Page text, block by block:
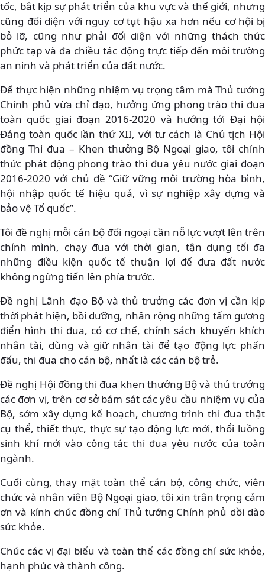
tốc, bắt kịp sự phát triển của khu vực và thế giới, nhưng
cũng đối diện với nguy cơ tụt hậu xa hơn nếu cơ hội bị
bỏ lỡ, cũng như phải đối diện với những thách thức
phức tạp và đa chiều tác động trực tiếp đến môi trường
an ninh và phát triển của đất nước.
Để thực hiện những nhiệm vụ trọng tâm mà Thủ tướng
Chính phủ vừa chỉ đạo, hưởng ứng phong trào thi đua
toàn quốc giai đoạn 2016-2020 và hướng tới Đại hội
Đảng toàn quốc lần thứ XII, với tư cách là Chủ tịch Hội
đồng Thi đua – Khen thưởng Bộ Ngoại giao, tôi chính
thức phát động phong trào thi đua yêu nước giai đoạn
2016-2020 với chủ đề “Giữ vững môi trường hòa bình,
hội nhập quốc tế hiệu quả, vì sự nghiệp xây dựng và
bảo vệ Tổ quốc”.
Tôi đề nghị mỗi cán bộ đối ngoại cần nỗ lực vượt lên trên
chính mình, chạy đua với thời gian, tận dụng tối đa
những điều kiện quốc tế thuận lợi để đưa đất nước
không ngừng tiến lên phía trước.
Đề nghị Lãnh đạo Bộ và thủ trưởng các đơn vị cần kịp
thời phát hiện, bồi dưỡng, nhân rộng những tấm gương
điển hình thi đua, có cơ chế, chính sách khuyến khích
nhân tài, dùng và giữ nhân tài để tạo động lực phấn
đấu, thi đua cho cán bộ, nhất là các cán bộ trẻ.
Đề nghị Hội đồng thi đua khen thưởng Bộ và thủ trưởng
các đơn vị, trên cơ sở bám sát các yêu cầu nhiệm vụ của
Bộ, sớm xây dựng kế hoạch, chương trình thi đua thật
cụ thể, thiết thực, thực sự tạo động lực mới, thổi luồng
sinh khí mới vào công tác thi đua yêu nước của toàn
ngành.
Cuối cùng, thay mặt toàn thể cán bộ, công chức, viên
chức và nhân viên Bộ Ngoại giao, tôi xin trân trọng cảm
ơn và kính chúc đồng chí Thủ tướng Chính phủ dồi dào
sức khỏe.
Chúc các vị đại biểu và toàn thể các đồng chí sức khỏe,
hạnh phúc và thành công.